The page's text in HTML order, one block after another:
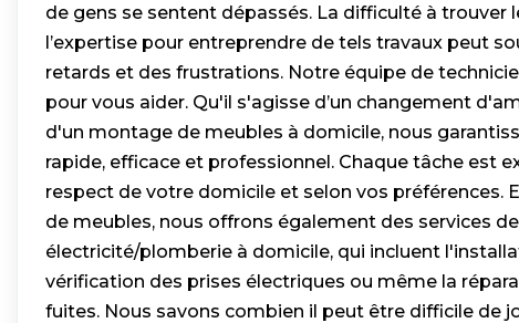
de gens se sentent dépassés. La difficulté à trouver
l’expertise pour entreprendre de tels travaux peut
retards et des frustrations. Notre équipe de
pour vous aider. Qu'il s'agisse d’un changement
d'un montage de meubles à domicile, nous
rapide, efficace et professionnel. Chaque tâche est
respect de votre domicile et selon vos préférences.
de meubles, nous offrons également des services
électricité/plomberie à domicile, qui incluent
vérification des prises électriques ou même la
fuites. Nous savons combien il peut être difficile de